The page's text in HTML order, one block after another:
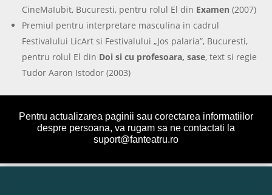
CineMaIubit, Bucuresti, pentru rolul El din Examen (2007)
Premiul pentru interpretare masculina in cadrul
Festivalului LicArt si Festivalului „Jos palaria”, Bucuresti,
pentru rolul El din Doi si cu profesoara, sase, text si regie
Tudor Aaron Istodor (2003)
Pentru actualizarea paginii sau corectarea informatiilor
despre persoana, va rugam sa ne contactati la
suport@fanteatru.ro